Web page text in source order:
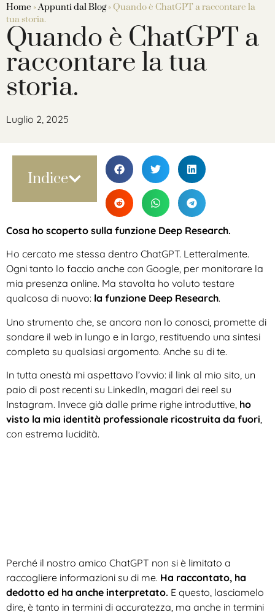
Home »Appunti dal Blog»Quando è ChatGPT a raccontare la
tua storia.
Quando è ChatGPT a
raccontare la tua
storia.
Luglio 2, 2025
Indice
Cosa ho scoperto sulla funzione Deep Research.
Ho cercato me stessa dentro ChatGPT. Letteralmente.
Ogni tanto lo faccio anche con Google, per monitorare la
mia presenza online. Ma stavolta ho voluto testare
qualcosa di nuovo: la funzione Deep Research.
Uno strumento che, se ancora non lo conosci, promette di
sondare il web in lungo e in largo, restituendo una sintesi
completa su qualsiasi argomento. Anche su di te.
In tutta onestà mi aspettavo l’ovvio: il link al mio sito, un
paio di post recenti su LinkedIn, magari dei reel su
Instagram. Invece già dalle prime righe introduttive, ho
visto la mia identità professionale ricostruita da fuori
con estrema lucidità.
Perché il nostro amico ChatGPT non si è limitato a
raccogliere informazioni su di me. Ha raccontato, ha
dedotto ed ha anche interpretato. E questo, lasciamelo
dire, è tanto in termini di accuratezza, ma anche in termini